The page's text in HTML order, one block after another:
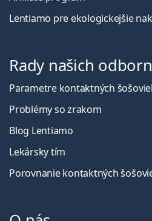
Lentiamo pre ekologickejšie
Rady našich
Parametre kontaktných
Problémy so zrakom
Blog Lentiamo
Lekársky tím
Porovnanie kontaktných